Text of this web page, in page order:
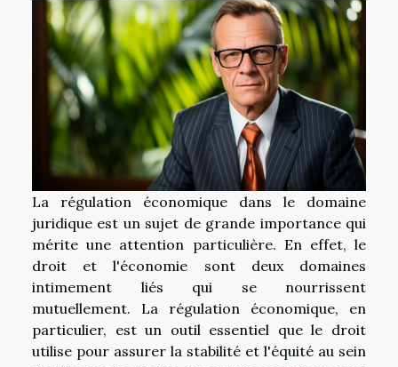
La régulation économique dans le domaine
juridique est un sujet de grande importance qui
mérite une attention particulière. En effet, le
droit et l'économie sont deux domaines
intimement liés qui se nourrissent
mutuellement. La régulation économique, en
particulier, est un outil essentiel que le droit
utilise pour assurer la stabilité et l'équité au sein